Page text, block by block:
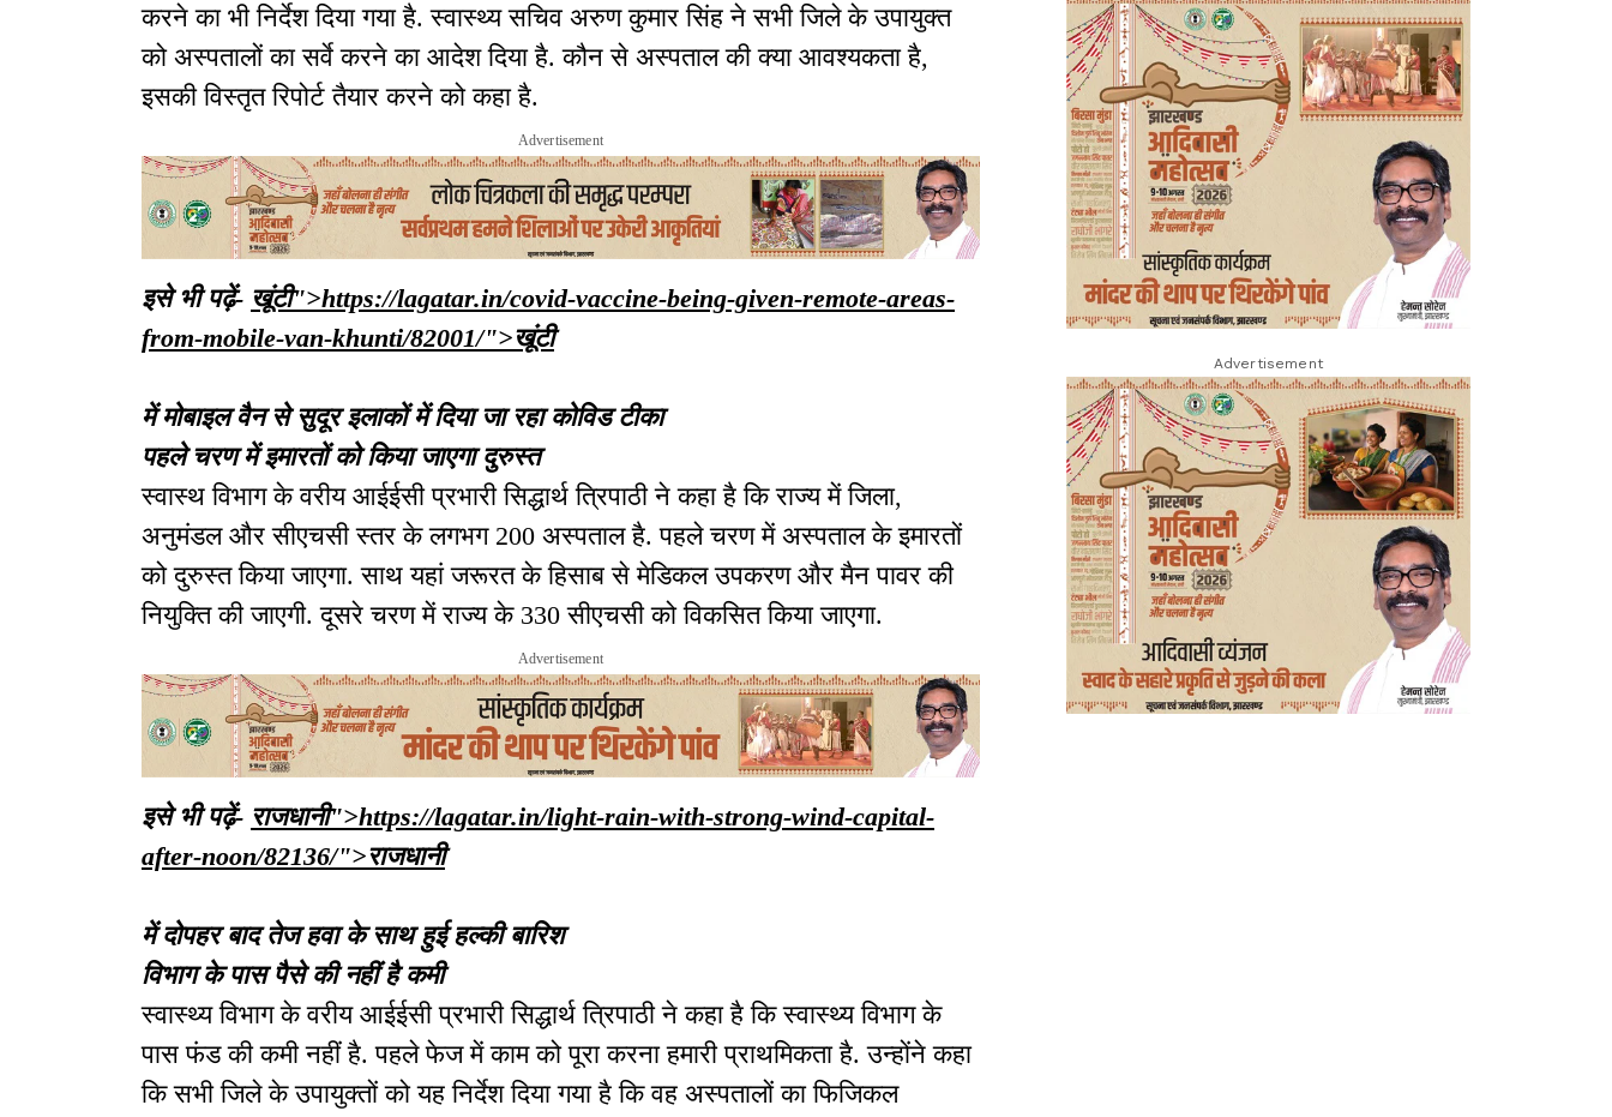
करने का भी निर्देश दिया गया है. स्वास्थ्य सचिव अरुण कुमार सिंह ने सभी जिले के उपायुक्त
को अस्पतालों का सर्वे करने का आदेश दिया है. कौन से अस्पताल की क्या आवश्यकता है,
इसकी विस्तृत रिपोर्ट तैयार करने को कहा है.
Advertisement
इसे भी पढ़ें- खूंटी">https://lagatar.in/covid-vaccine-being-given-remote-areas-
from-mobile-van-khunti/82001/">खूंटी
में मोबाइल वैन से सुदूर इलाकों में दिया जा रहा कोविड टीका
पहले चरण में इमारतों को किया जाएगा दुरुस्त
स्वास्थ विभाग के वरीय आईईसी प्रभारी सिद्धार्थ त्रिपाठी ने कहा है कि राज्य में जिला,
अनुमंडल और सीएचसी स्तर के लगभग 200 अस्पताल है. पहले चरण में अस्पताल के इमारतों
को दुरुस्त किया जाएगा. साथ यहां जरूरत के हिसाब से मेडिकल उपकरण और मैन पावर की
नियुक्ति की जाएगी. दूसरे चरण में राज्य के 330 सीएचसी को विकसित किया जाएगा.
Advertisement
इसे भी पढ़ें- राजधानी">https://lagatar.in/light-rain-with-strong-wind-capital-
after-noon/82136/">राजधानी
में दोपहर बाद तेज हवा के साथ हुई हल्की बारिश
विभाग के पास पैसे की नहीं है कमी
स्वास्थ्य विभाग के वरीय आईईसी प्रभारी सिद्धार्थ त्रिपाठी ने कहा है कि स्वास्थ्य विभाग के
पास फंड की कमी नहीं है. पहले फेज में काम को पूरा करना हमारी प्राथमिकता है. उन्होंने कहा
कि सभी जिले के उपायुक्तों को यह निर्देश दिया गया है कि वह अस्पतालों का फिजिकल
Advertisement